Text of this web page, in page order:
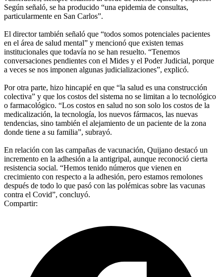
Según señaló, se ha producido “una epidemia de consultas,
particularmente en San Carlos”.
El director también señaló que “todos somos potenciales pacientes
en el área de salud mental” y mencionó que existen temas
institucionales que todavía no se han resuelto. “Tenemos
conversaciones pendientes con el Mides y el Poder Judicial, porque
a veces se nos imponen algunas judicializaciones”, explicó.
Por otra parte, hizo hincapié en que “la salud es una construcción
colectiva” y que los costos del sistema no se limitan a lo tecnológico
o farmacológico. “Los costos en salud no son solo los costos de la
medicalización, la tecnología, los nuevos fármacos, las nuevas
tendencias, sino también el alejamiento de un paciente de la zona
donde tiene a su familia”, subrayó.
En relación con las campañas de vacunación, Quijano destacó un
incremento en la adhesión a la antigripal, aunque reconoció cierta
resistencia social. “Hemos tenido números que vienen en
crecimiento con respecto a la adhesión, pero estamos remolones
después de todo lo que pasó con las polémicas sobre las vacunas
contra el Covid”, concluyó.
Compartir: